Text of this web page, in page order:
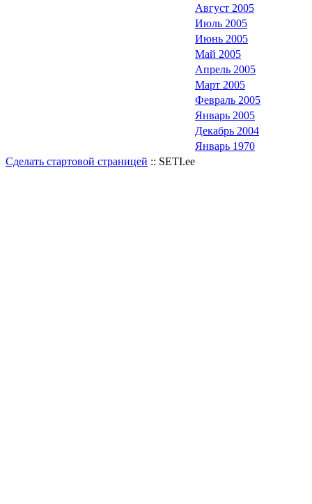
Август 2005
Июль 2005
Июнь 2005
Май 2005
Апрель 2005
Март 2005
Февраль 2005
Январь 2005
Декабрь 2004
Январь 1970
Сделать стартовой страницей :: SETI.ee